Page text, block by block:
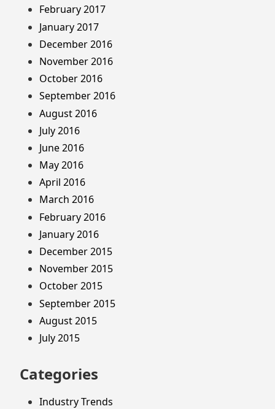
February 2017
January 2017
December 2016
November 2016
October 2016
September 2016
August 2016
July 2016
June 2016
May 2016
April 2016
March 2016
February 2016
January 2016
December 2015
November 2015
October 2015
September 2015
August 2015
July 2015
Categories
Industry Trends